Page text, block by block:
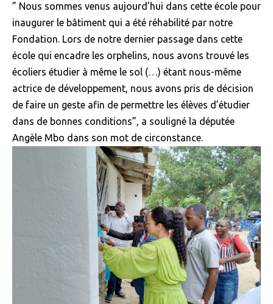
” Nous sommes venus aujourd’hui dans cette école pour
inaugurer le bâtiment qui a été réhabilité par notre
Fondation. Lors de notre dernier passage dans cette
école qui encadre les orphelins, nous avons trouvé les
écoliers étudier à même le sol (…) étant nous-même
actrice de développement, nous avons pris de décision
de faire un geste afin de permettre les élèves d’étudier
dans de bonnes conditions”, a souligné la députée
Angèle Mbo dans son mot de circonstance.